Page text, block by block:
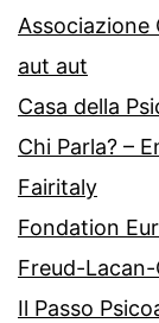
Associazione
aut aut
Casa della
Chi Parla? –
Fairitaly
Fondation
Freud-
Il Passo